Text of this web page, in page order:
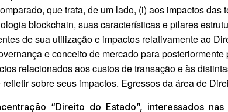
que trata, de um lado, (i) aos impactos
blockchain, suas características e pilares
de sua utilização e impactos relativamente ao
e conceito de mercado para
relacionados aos custos de transação e às
sobre seus impactos. Egressos da área de
“Direito do Estado”, interessados